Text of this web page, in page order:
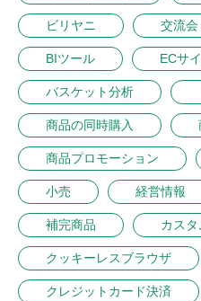
ビリヤニ 交流会
BIツール ECサ
バスケット分析
商品の同時購入
商品プロモーション
小売 経営情報
補完商品 カス
クッキーレスブラウザ
クレジットカード決済